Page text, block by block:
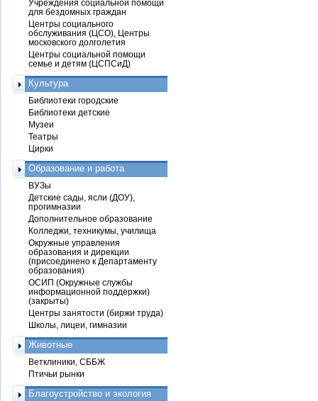
Учреждения социальной помощи
для бездомных граждан
Центры социального
обслуживания (ЦСО), Центры
московского долголетия
Центры социальной помощи
семье и детям (ЦСПСиД)
Культура
Библиотеки городские
Библиотеки детские
Музеи
Театры
Цирки
Образование и работа
ВУЗы
Детские сады, ясли (ДОУ),
прогимназии
Дополнительное образование
Колледжи, техникумы, училища
Окружные управления
образования и дирекции
(присоединено к Департаменту
образования)
ОСИП (Окружные службы
информационной поддержки)
(закрыты)
Центры занятости (биржи труда)
Школы, лицеи, гимназии
Животные
Ветклиники, СББЖ
Птичьи рынки
Благоустройство и экология